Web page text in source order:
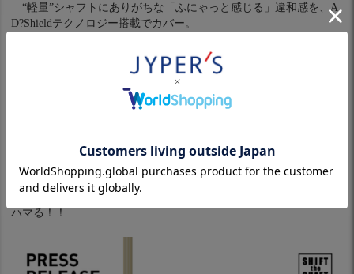
“軽量”シャフトにありがちな「ふにゃっと感じる」違和感を、A
D?Shieldテクノロジー搭載でカバー。
◎ウッドからアイアンまで統一感バッチリ！
フルラインナップで使えば、ラウンド中もスイング感を揃えや
ヘッドスピードが遅めの方や、レディス向けシャフトじゃ物足
りない人にぴったり
◎こんなゴルファーにオススメ・・・
★ゆったり振っても飛距離＆安定性重視のゴルファーにピッタリ
ハマる！！